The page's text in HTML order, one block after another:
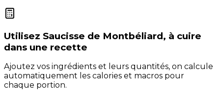
Utilisez Saucisse de Montbéliard, à cuire
dans une recette
Ajoutez vos ingrédients et leurs quantités, on calcule
automatiquement les calories et macros pour
chaque portion.